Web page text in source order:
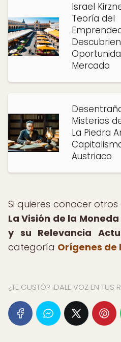
Israel
Teoría del
Mercado
Misterios
La Piedra
Austriaco
Si quieres conocer
La Visión de la
y su Relevancia
categoría Orígenes de
¿TE GUSTÓ? ¡DALE VOZ EN TUS